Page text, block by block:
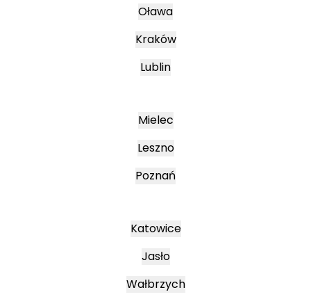
Oława
Kraków
Lublin
Mielec
Leszno
Poznań
Katowice
Jasło
Wałbrzych